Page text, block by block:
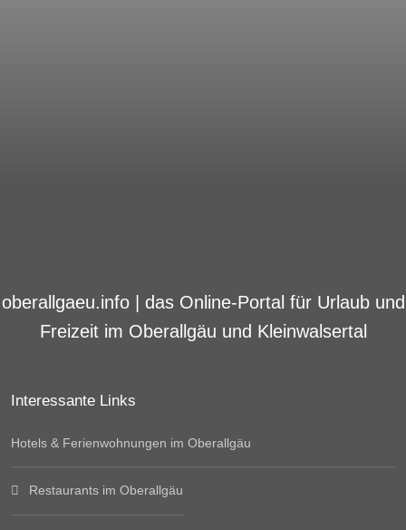
oberallgaeu.info | das Online-Portal für Urlaub und
Freizeit im Oberallgäu und Kleinwalsertal
Interessante Links
Hotels & Ferienwohnungen im Oberallgäu
Restaurants im Oberallgäu